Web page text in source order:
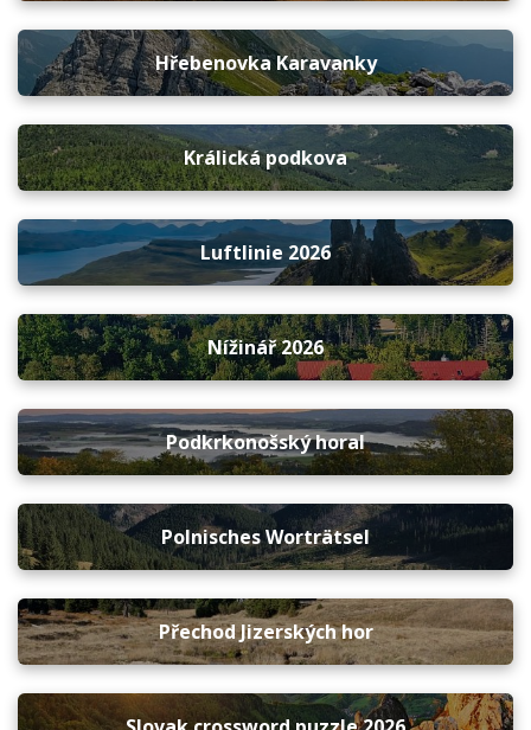
Hřebenovka Karavanky
Králická podkova
Luftlinie 2026
Nížinář 2026
Podkrkonošský horal
Polnisches Worträtsel
Přechod Jizerských hor